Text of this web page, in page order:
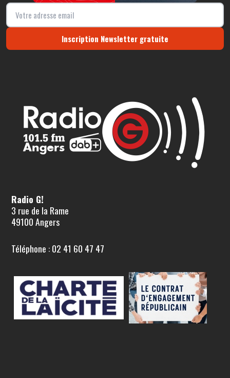
Inscription Newsletter gratuite
Radio G!
3 rue de la Rame
49100 Angers
Téléphone : 02 41 60 47 47